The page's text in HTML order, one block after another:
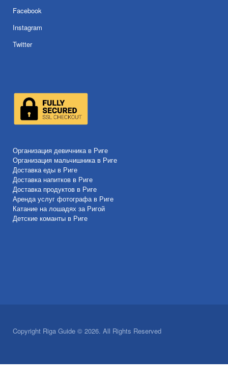
Facebook
Instagram
Twitter
Организация девичника в Риге
Организация мальчишника в Риге
Доставка еды в Риге
Доставка напитков в Риге
Доставка продуктов в Риге
Аренда услуг фотографа в Риге
Катание на лошадях за Ригой
Детские команты в Риге
Copyright Riga Guide © 2026. All Rights Reserved